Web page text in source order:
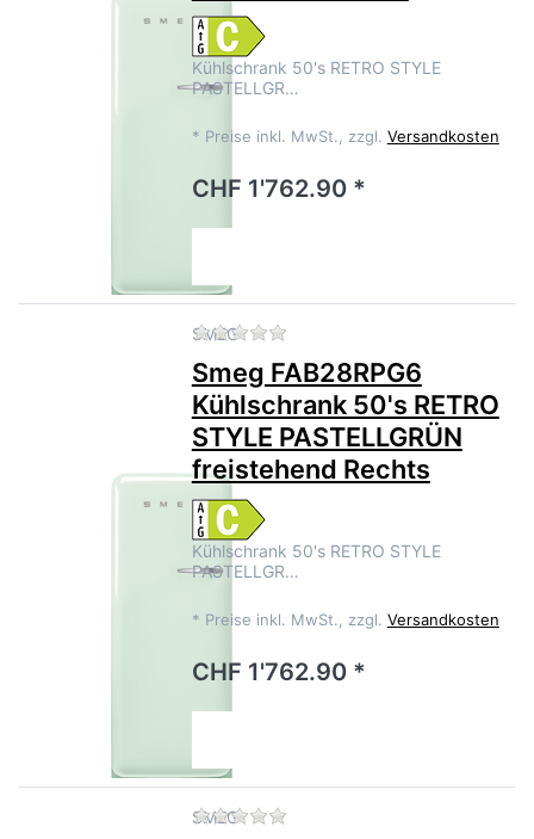
Kühlschrank 50's RETRO STYLE
PASTELLGR…
* Preise inkl. MwSt., zzgl. Versandkosten
CHF 1'762.90 *
SMEG Zu diesem Produkt liegen
Smeg FAB28RPG6
Kühlschrank 50's RETRO
STYLE PASTELLGRÜN
freistehend Rechts
Kühlschrank 50's RETRO STYLE
PASTELLGR…
* Preise inkl. MwSt., zzgl. Versandkosten
CHF 1'762.90 *
SMEG Zu diesem Produkt liegen